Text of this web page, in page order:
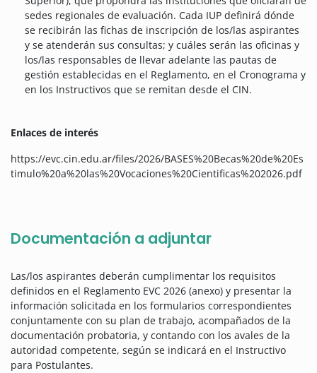
sedes regionales de evaluación. Cada IUP definirá dónde
se recibirán las fichas de inscripción de los/las aspirantes
y se atenderán sus consultas; y cuáles serán las oficinas y
los/las responsables de llevar adelante las pautas de
gestión establecidas en el Reglamento, en el Cronograma y
en los Instructivos que se remitan desde el CIN.
Enlaces de interés
https://evc.cin.edu.ar/files/2026/BASES%20Becas%20de%20Es
timulo%20a%20las%20Vocaciones%20Cientificas%202026.pdf
Documentación a adjuntar
Las/los aspirantes deberán cumplimentar los requisitos
definidos en el Reglamento EVC 2026 (anexo) y presentar la
información solicitada en los formularios correspondientes
conjuntamente con su plan de trabajo, acompañados de la
documentación probatoria, y contando con los avales de la
autoridad competente, según se indicará en el Instructivo
para Postulantes.